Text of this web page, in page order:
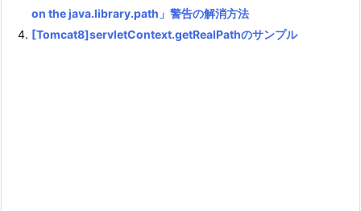
on the java.library.path」警告の解消方法
[Tomcat8]servletContext.getRealPathのサンプル